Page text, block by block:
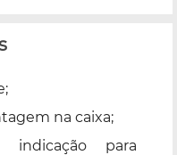
na caixa;
indicação para